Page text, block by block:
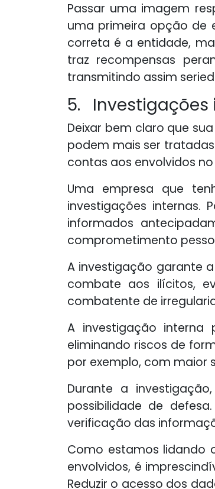
Passar uma imagem
uma primeira opção de
correta é a entidade,
traz recompensas
transmitindo assim
5. Investigações
Deixar bem claro que
podem mais ser
contas aos envolvidos
Uma empresa que
investigações internas.
informados
comprometimento
A investigação garante
combate aos ilícitos,
combatente de
A investigação
eliminando riscos de
por exemplo, com maior
Durante a
possibilidade de
verificação das
Como estamos lidando
envolvidos, é
Reduzir o acesso dos